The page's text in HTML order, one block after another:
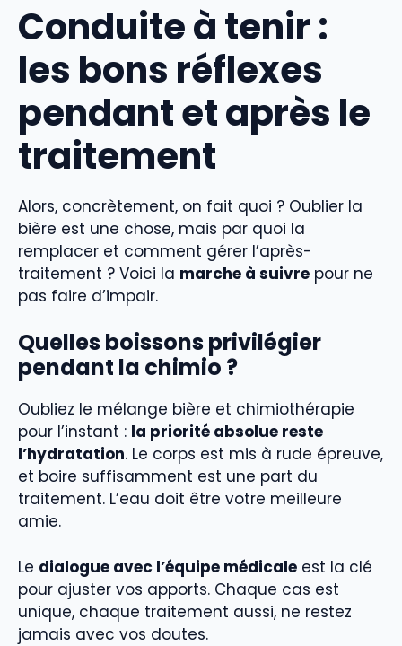
Conduite à tenir :
les bons réflexes
pendant et après le
traitement
Alors, concrètement, on fait quoi ? Oublier la
bière est une chose, mais par quoi la
remplacer et comment gérer l’après-
traitement ? Voici la marche à suivre pour ne
pas faire d’impair.
Quelles boissons privilégier
pendant la chimio ?
Oubliez le mélange bière et chimiothérapie
pour l’instant : la priorité absolue reste
l’hydratation. Le corps est mis à rude épreuve,
et boire suffisamment est une part du
traitement. L’eau doit être votre meilleure
amie.
Le dialogue avec l’équipe médicale est la clé
pour ajuster vos apports. Chaque cas est
unique, chaque traitement aussi, ne restez
jamais avec vos doutes.